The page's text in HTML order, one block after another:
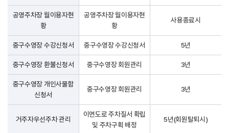
공영주차장 월이용자현
황
공영주차장 월이용자현
황
사용종료시
중구수영장 수강신청서 중구수영장 수강신청서 5년
중구수영장 환불신청서 중구수영장 회원관리 3년
중구수영장 개인사물함
신청서
중구수영장 회원관리 3년
거주자우선주차 관리
이면도로 주차질서 확립
및 주차구획 배정
5년(회원탈퇴시)